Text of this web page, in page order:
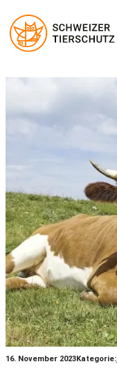
16. November 2023Kategorie: